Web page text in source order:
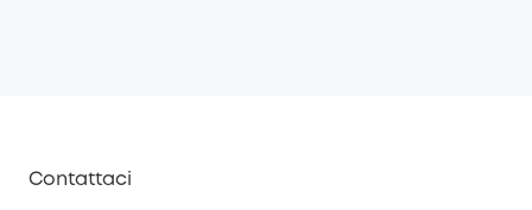
Contattaci